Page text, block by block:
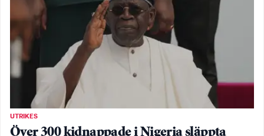
UTRIKES
Över 300 kidnappade i Nigeria släppta